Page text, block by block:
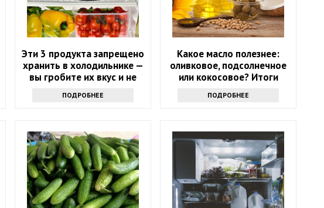
Эти 3 продукта запрещено
хранить в холодильнике —
вы гробите их вкус и не
ПОДРОБНЕЕ
Какое масло полезнее:
оливковое, подсолнечное
или кокосовое? Итоги
ПОДРОБНЕЕ